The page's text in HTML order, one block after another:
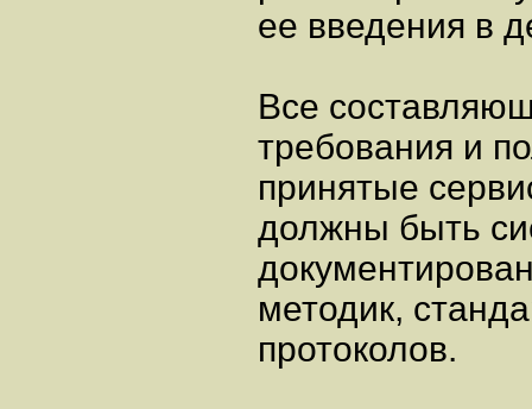
ее введения в
Все
требования и
принятые
должны быть
методик,
протоколов.